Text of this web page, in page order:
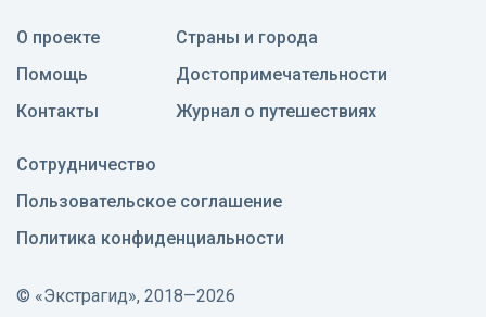
О проекте
Помощь
Контакты
Страны и города
Достопримечательности
Журнал о путешествиях
Сотрудничество
Пользовательское соглашение
Политика конфиденциальности
© «Экстрагид», 2018—2026